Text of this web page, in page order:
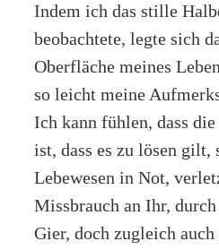
Indem ich das stille
beobachtete, legte sich
Oberfläche meines
so leicht meine
Ich kann fühlen, dass
ist, dass es zu lösen gilt,
Lebewesen in Not,
Missbrauch an Ihr, durch
Gier, doch zugleich auch